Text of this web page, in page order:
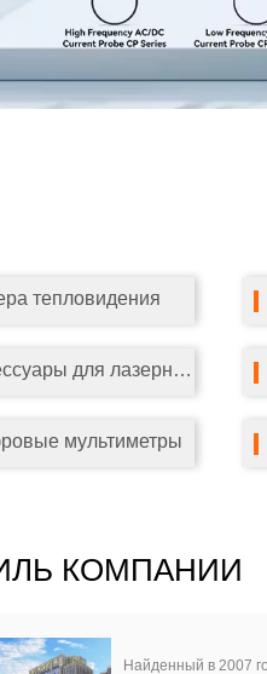
тепловидения
Аксессуары для лазерного уровня
мультиметры
КОМПАНИИ
Найденный в 2007